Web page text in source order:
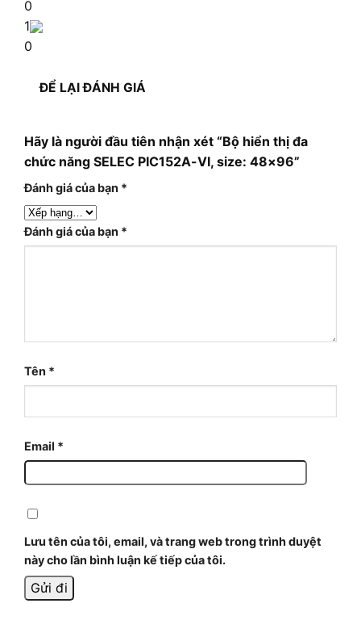
0
1
0
ĐỂ LẠI ĐÁNH GIÁ
Hãy là người đầu tiên nhận xét “Bộ hiển thị đa
chức năng SELEC PIC152A-VI, size: 48×96”
Đánh giá của bạn *
Đánh giá của bạn *
Tên *
Email *
Lưu tên của tôi, email, và trang web trong trình duyệt
này cho lần bình luận kế tiếp của tôi.